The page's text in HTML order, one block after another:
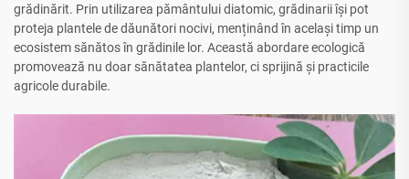
grădinărit. Prin utilizarea pământului diatomic, grădinarii își pot
proteja plantele de dăunători nocivi, menținând în același timp un
ecosistem sănătos în grădinile lor. Această abordare ecologică
promovează nu doar sănătatea plantelor, ci sprijină și practicile
agricole durabile.